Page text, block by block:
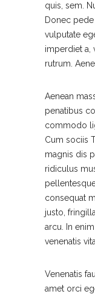
quis, sem.
Donec
vulputate
imperdiet a,
rutrum.
Aenean
penatibus
commodo
Cum sociis
magnis dis
ridiculus
consequat
justo,
arcu. In
venenatis
Venenatis
amet orci